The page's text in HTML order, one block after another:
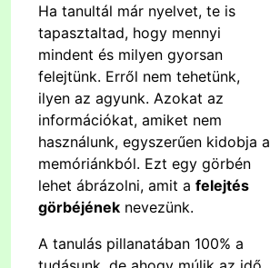
Ha tanultál már nyelvet, te is
tapasztaltad, hogy mennyi
mindent és milyen gyorsan
felejtünk. Erről nem tehetünk,
ilyen az agyunk. Azokat az
információkat, amiket nem
használunk, egyszerűen kidobja a
memóriánkból. Ezt egy görbén
lehet ábrázolni, amit a felejtés
görbéjének nevezünk.
A tanulás pillanatában 100% a